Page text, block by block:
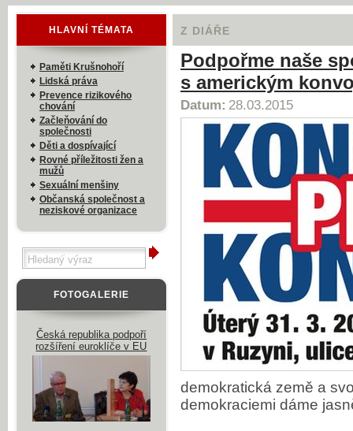
Z DIÁŘE
Podpořme naše
s americkým
Datum: 28.03.2015
demokratická země a
demokraciemi dáme
HLAVNÍ TÉMATA
Paměti Krušnohoří
Lidská práva
Prevence rizikového
chování
Začleňování do
společnosti
Děti a dospívající
Rovné příležitosti žen a
mužů
Sexuální menšiny
Občanská společnost a
neziskové organizace
FOTOGALERIE
Česká republika podpoří
rozšíření euroklíče v EU